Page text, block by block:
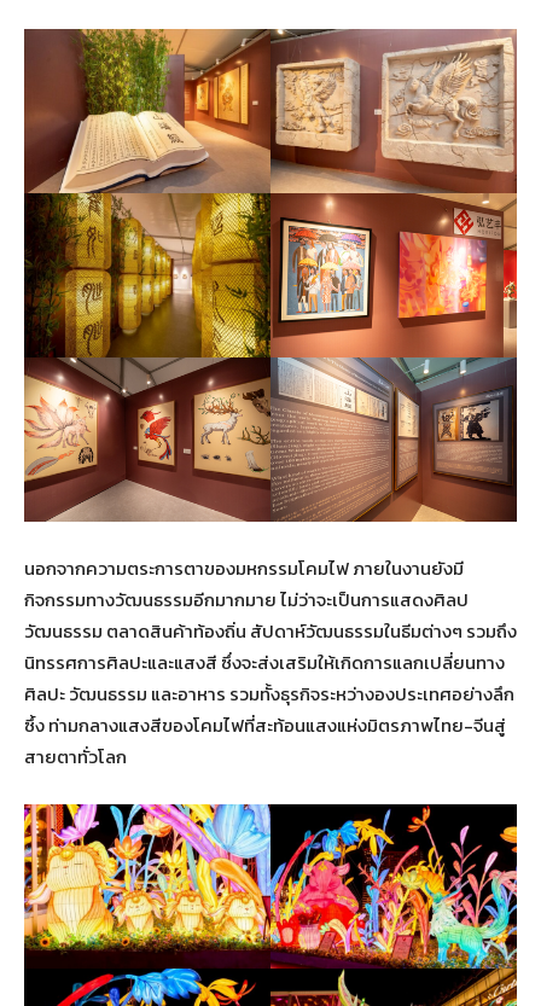
นอกจากความตระการตาของมหกรรมโคมไฟ ภายในงานยังมี
กิจกรรมทางวัฒนธรรมอีกมากมาย ไม่ว่าจะเป็นการแสดงศิลป
วัฒนธรรม ตลาดสินค้าท้องถิ่น สัปดาห์วัฒนธรรมในธีมต่างๆ รวมถึง
นิทรรศการศิลปะและแสงสี ซึ่งจะส่งเสริมให้เกิดการแลกเปลี่ยนทาง
ศิลปะ วัฒนธรรม และอาหาร รวมทั้งธุรกิจระหว่างองประเทศอย่างลึก
ซึ้ง ท่ามกลางแสงสีของโคมไฟที่สะท้อนแสงแห่งมิตรภาพไทย-จีนสู่
สายตาทั่วโลก